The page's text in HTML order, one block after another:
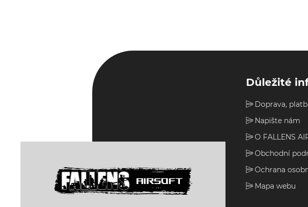
Důležité
Doprava,
Napište nám
O FALLENS
Obchodní
Ochrana
Mapa webu